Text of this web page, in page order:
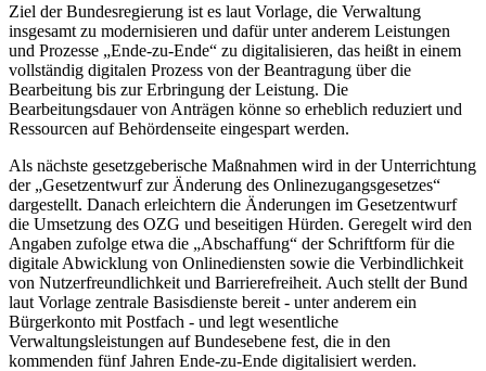
Ziel der Bundesregierung ist es laut Vorlage, die Verwaltung
insgesamt zu modernisieren und dafür unter anderem Leistungen
und Prozesse „Ende-zu-Ende“ zu digitalisieren, das heißt in einem
vollständig digitalen Prozess von der Beantragung über die
Bearbeitung bis zur Erbringung der Leistung. Die
Bearbeitungsdauer von Anträgen könne so erheblich reduziert und
Ressourcen auf Behördenseite eingespart werden.
Als nächste gesetzgeberische Maßnahmen wird in der Unterrichtung
der „Gesetzentwurf zur Änderung des Onlinezugangsgesetzes“
dargestellt. Danach erleichtern die Änderungen im Gesetzentwurf
die Umsetzung des OZG und beseitigen Hürden. Geregelt wird den
Angaben zufolge etwa die „Abschaffung“ der Schriftform für die
digitale Abwicklung von Onlinediensten sowie die Verbindlichkeit
von Nutzerfreundlichkeit und Barrierefreiheit. Auch stellt der Bund
laut Vorlage zentrale Basisdienste bereit - unter anderem ein
Bürgerkonto mit Postfach - und legt wesentliche
Verwaltungsleistungen auf Bundesebene fest, die in den
kommenden fünf Jahren Ende-zu-Ende digitalisiert werden.